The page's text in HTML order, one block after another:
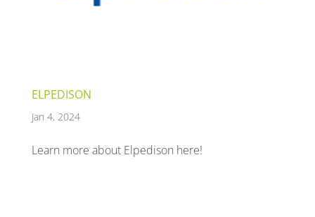
ELPEDISON
Jan 4, 2024
Learn more about Elpedison here!